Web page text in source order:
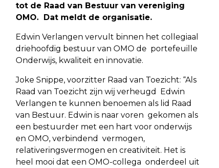
tot de Raad van Bestuur van vereniging
OMO. Dat meldt de organisatie.
Edwin Verlangen vervult binnen het collegiaal
driehoofdig bestuur van OMO de portefeuille
Onderwijs, kwaliteit en innovatie.
Joke Snippe, voorzitter Raad van Toezicht: “Als
Raad van Toezicht zijn wij verheugd Edwin
Verlangen te kunnen benoemen als lid Raad
van Bestuur. Edwin is naar voren gekomen als
een bestuurder met een hart voor onderwijs
en OMO, verbindend vermogen,
relativeringsvermogen en creativiteit. Het is
heel mooi dat een OMO-collega onderdeel uit